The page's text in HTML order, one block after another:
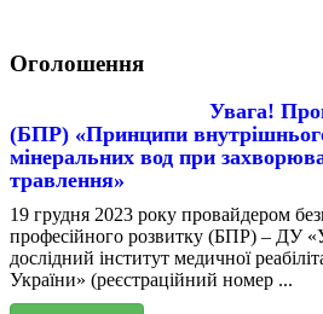
Оголошення
Увага!
(БПР) «Принципи
мінеральних вод при
травлення»
19 грудня 2023 року провайдером
професійного розвитку (БПР) – ДУ
дослідний інститут медичної
України» (реєстраційний номер ...